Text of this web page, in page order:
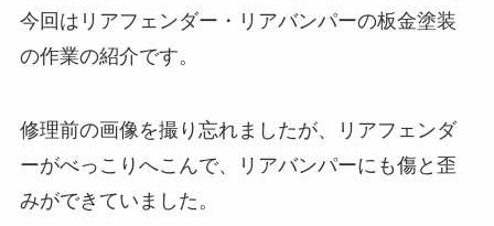
今回はリアフェンダー・リアバンパーの板金塗装
の作業の紹介です。
修理前の画像を撮り忘れましたが、リアフェンダ
ーがべっこりへこんで、リアバンパーにも傷と歪
みができていました。